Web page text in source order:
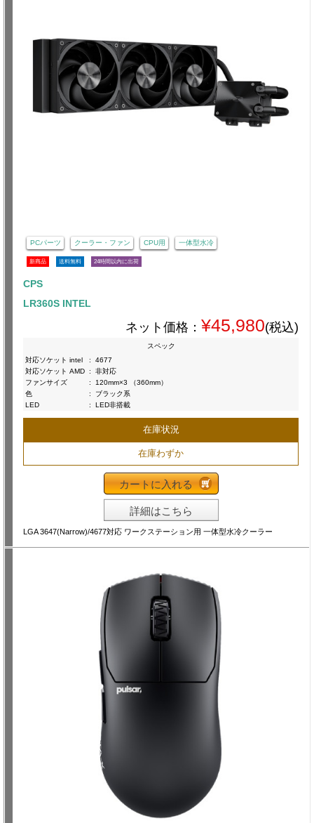
PCパーツ クーラー・ファン CPU用 一体型水冷
新商品 送料無料 24時間以内に出荷
CPS
LR360S INTEL
ネット価格： ¥45,980(税込)
スペック
対応ソケット intel
:
4677
対応ソケット AMD :
非対応
ファンサイズ
:
120mm×3 （360mm）
色
:
ブラック系
LED
: LED非搭載
在庫状況
在庫わずか
カートに入れる
詳細はこちら
LGA 3647(Narrow)/4677対応 ワークステーション用 一体型水冷クーラー